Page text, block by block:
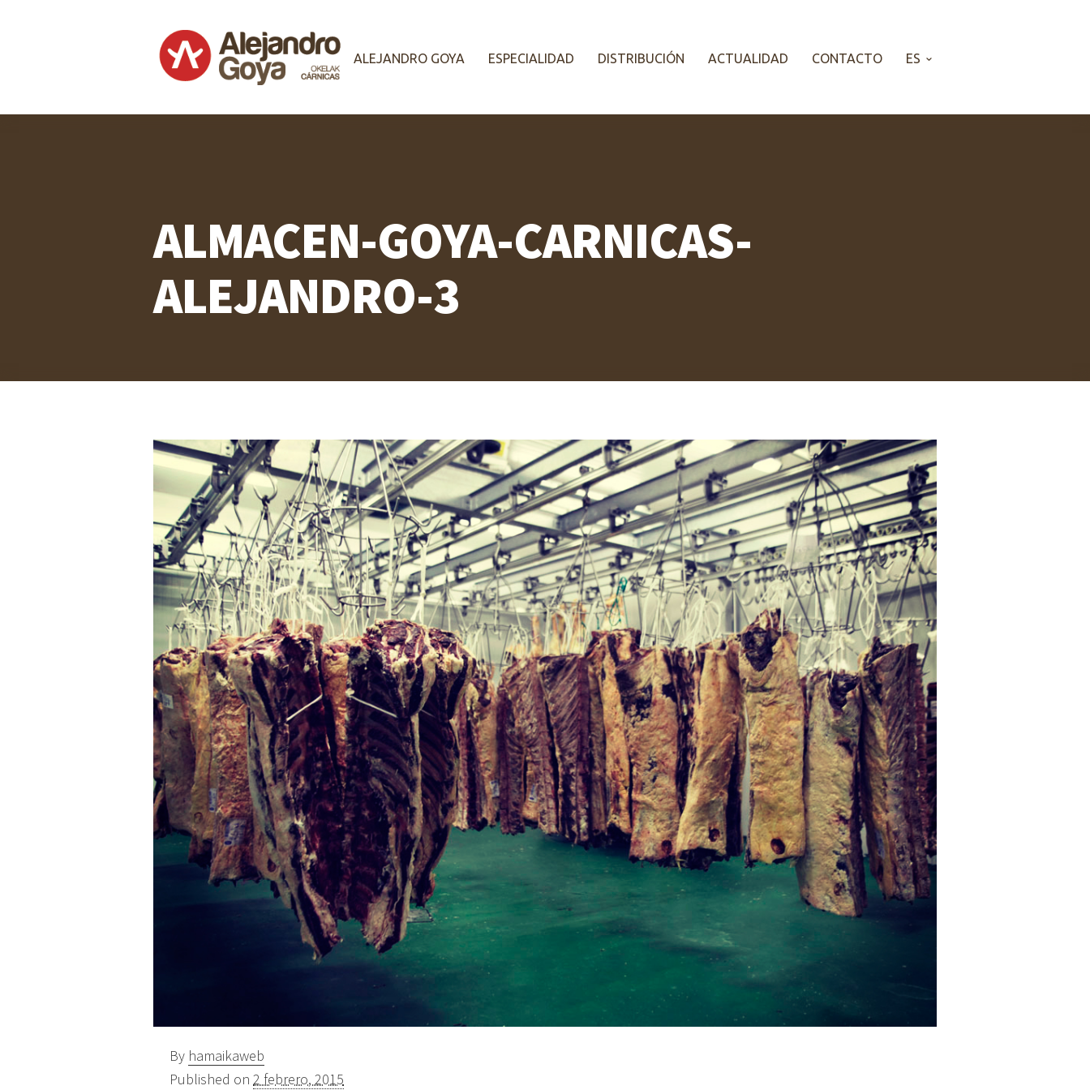
ALEJANDRO GOYA ESPECIALIDAD DISTRIBUCIÓN ACTUALIDAD CONTACTO ES
ALMACEN-GOYA-CARNICAS-
ALEJANDRO-3
By hamaikaweb
Published on 2 febrero, 2015